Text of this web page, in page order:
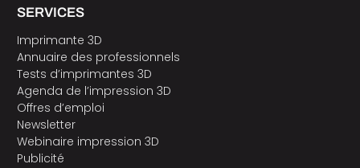
SERVICES
Imprimante 3D
Annuaire des professionnels
Tests d’imprimantes 3D
Agenda de l’impression 3D
Offres d’emploi
Newsletter
Webinaire impression 3D
Publicité